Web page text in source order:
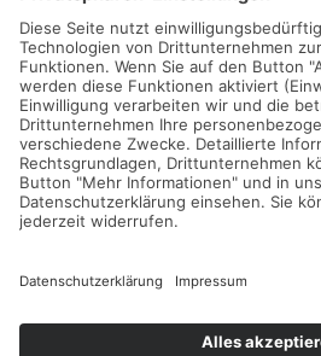
Gefördert durch die
Freie und Hansestadt Hamburg
SUCHT.HAMBURG gGmbH